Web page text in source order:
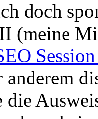
doch
(meine